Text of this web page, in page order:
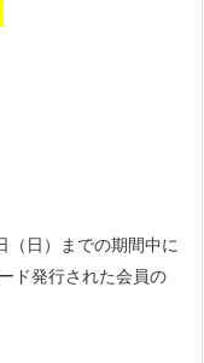
（日）までの期間中に
ド発行された会員の